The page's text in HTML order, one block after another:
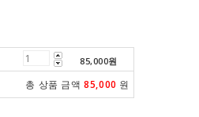
85,000원
총 상품 금액 85,000 원